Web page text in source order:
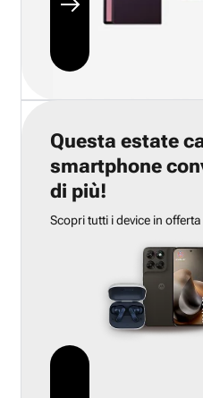
Questa estate
smartphone
di più!
Scopri tutti i device in offerta